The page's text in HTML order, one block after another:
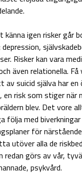
känna igen risker går
Risker kan vara
även relationella.
av suicid själva har
risk som stiger när
blev. Det vore
följa med
för
utöver alla de
görs av vår,
psykvård.